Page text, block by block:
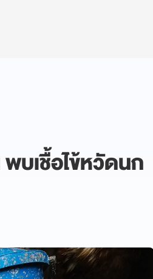
บเชื้อไข้หวัดนก